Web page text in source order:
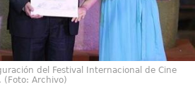
del Festival Internacional de Cine
(Foto: Archivo)